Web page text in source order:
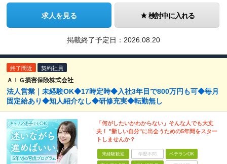
求人を見る 検討中に入れる
掲載終了予定日： 2026.08.20
終了間近 契約社員
ＡＩＧ損害保険株式会社
法人営業｜未経験OK◆17時定時◆入社3年目で800万円も可◆毎月
固定給あり◆知人紹介なし◆研修充実◆転勤無し
「何がしたいかわからない」そんな人でも大丈
夫！ "新しい自分"に出会うための5年間をスター
トしませんか？
未経験歓迎 学歴不問 ベテランOK